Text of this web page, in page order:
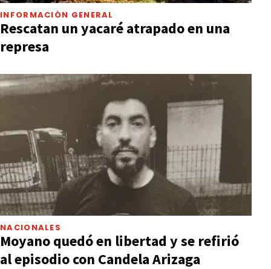
INFORMACIÓN GENERAL
Rescatan un yacaré atrapado en una
represa
NACIONALES
Moyano quedó en libertad y se refirió
al episodio con Candela Arizaga